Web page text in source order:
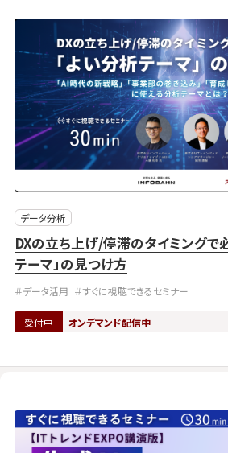
データ分析
DXの立ち上げ/停滞のタイミングで
テーマ」の見つけ方
＃データ活用 ＃すぐに視聴できるセミナー
受付中 オンデマンド配信中